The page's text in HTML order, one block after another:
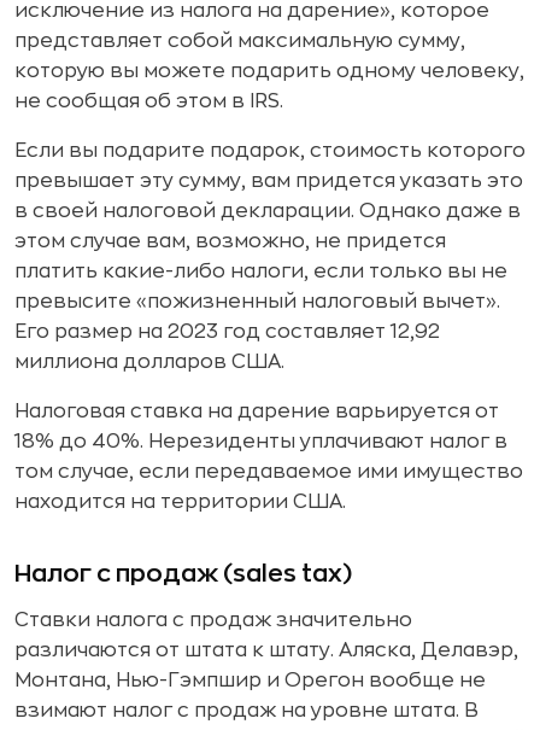
исключение из налога на дарение», которое
представляет собой максимальную сумму,
которую вы можете подарить одному человеку,
не сообщая об этом в IRS.
Если вы подарите подарок, стоимость которого
превышает эту сумму, вам придется указать это
в своей налоговой декларации. Однако даже в
этом случае вам, возможно, не придется
платить какие-либо налоги, если только вы не
превысите «пожизненный налоговый вычет».
Его размер на 2023 год составляет 12,92
миллиона долларов США.
Налоговая ставка на дарение варьируется от
18% до 40%. Нерезиденты уплачивают налог в
том случае, если передаваемое ими имущество
находится на территории США.
Налог с продаж (sales tax)
Ставки налога с продаж значительно
различаются от штата к штату. Аляска, Делавэр,
Монтана, Нью-Гэмпшир и Орегон вообще не
взимают налог с продаж на уровне штата. В